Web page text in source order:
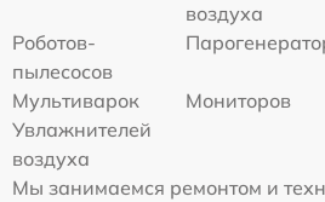
воздуха
Роботов-
пылесосов
Мультиварок
Мониторов
Увлажнителей
воздуха
Мы занимаемся ремонтом и